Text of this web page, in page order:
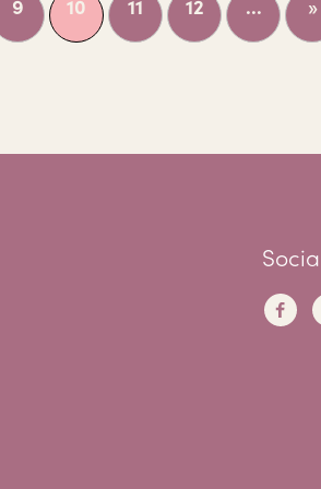
9 10 11 12 ... »